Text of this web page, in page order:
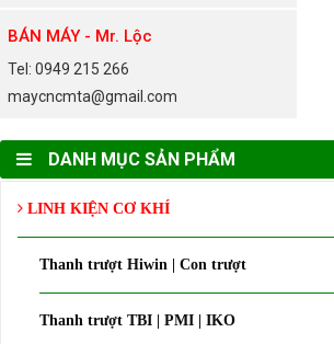
BÁN MÁY - Mr. Lộc
Tel: 0949 215 266
maycncmta@gmail.com
DANH MỤC SẢN PHẨM
LINH KIỆN CƠ KHÍ
Thanh trượt Hiwin | Con trượt
Thanh trượt TBI | PMI | IKO